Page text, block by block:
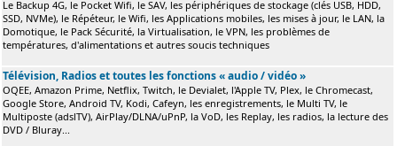
Le Backup 4G, le Pocket Wifi, le SAV, les périphériques de stockage (clés USB, HDD,
SSD, NVMe), le Répéteur, le Wifi, les Applications mobiles, les mises à jour, le LAN, la
Domotique, le Pack Sécurité, la Virtualisation, le VPN, les problèmes de
températures, d'alimentations et autres soucis techniques
Télévision, Radios et toutes les fonctions « audio / vidéo »
OQEE, Amazon Prime, Netflix, Twitch, le Devialet, l'Apple TV, Plex, le Chromecast,
Google Store, Android TV, Kodi, Cafeyn, les enregistrements, le Multi TV, le
Multiposte (adslTV), AirPlay/DLNA/uPnP, la VoD, les Replay, les radios, la lecture des
DVD / Bluray...